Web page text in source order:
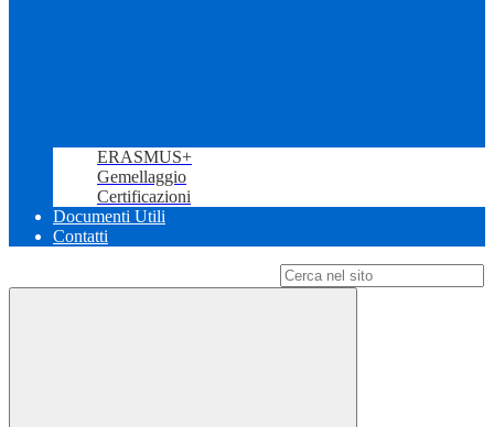
ERASMUS+
Gemellaggio
Certificazioni
Documenti Utili
Contatti